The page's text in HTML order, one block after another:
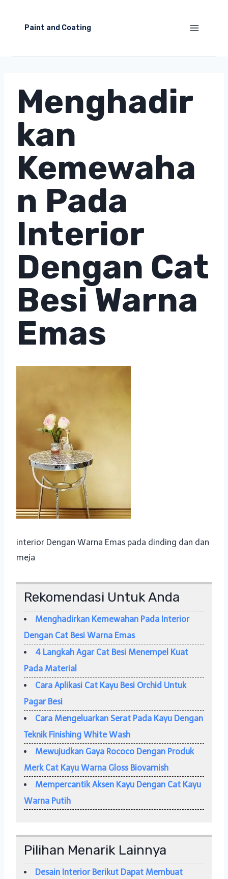
Paint and Coating
Menghadir
kan
Kemewaha
n Pada
Interior
Dengan Cat
Besi Warna
Emas
interior Dengan Warna Emas pada dinding dan dan
meja
Rekomendasi Untuk Anda
Menghadirkan Kemewahan Pada Interior
Dengan Cat Besi Warna Emas
4 Langkah Agar Cat Besi Menempel Kuat
Pada Material
Cara Aplikasi Cat Kayu Besi Orchid Untuk
Pagar Besi
Cara Mengeluarkan Serat Pada Kayu Dengan
Teknik Finishing White Wash
Mewujudkan Gaya Rococo Dengan Produk
Merk Cat Kayu Warna Gloss Biovarnish
Mempercantik Aksen Kayu Dengan Cat Kayu
Warna Putih
Pilihan Menarik Lainnya
Desain Interior Berikut Dapat Membuat